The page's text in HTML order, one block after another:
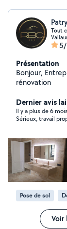
Tout
Présentation
Bonjour, Entreprise R.B.C vous propose ses services en
rénovation
Dernier avis
Il y a plus de 6
Sérieux, travail
Pose de sol
Voir